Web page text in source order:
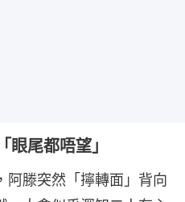
尾都唔望」
阿滕突然「擰轉面」背向